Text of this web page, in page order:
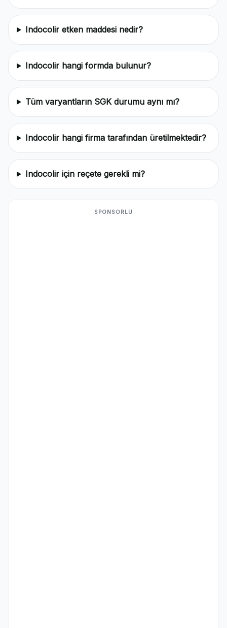
Indocolir etken maddesi nedir?
Indocolir hangi formda bulunur?
Tüm varyantların SGK durumu aynı mı?
Indocolir hangi firma tarafından üretilmektedir?
Indocolir için reçete gerekli mi?
SPONSORLU